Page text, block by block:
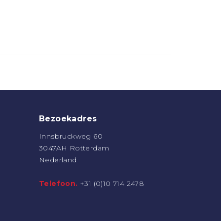
Bezoekadres
Innsbruckweg 60
3047AH Rotterdam
Nederland
Telefoon. +31 (0)10 714 2478